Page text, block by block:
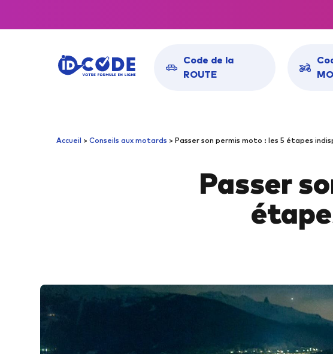
Code de la
ROUTE
Toutes nos solutions
PACKS RÉUSSITE
Codes Rousseau Moto
Codes Rousseau Côtier
Codes Rousseau Fluvial
Test gratuit code moto
Passer le permis moto
Les types de permis moto
Avoir son permis moto en
Accueil >Conseils aux motards > Passer son permis moto : les 5 étapes
Passer